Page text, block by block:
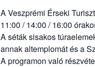
A Veszprémi Érseki
11:00 / 14:00 / 16:00
A séták sisakos
annak altemplomát és a
A programon való